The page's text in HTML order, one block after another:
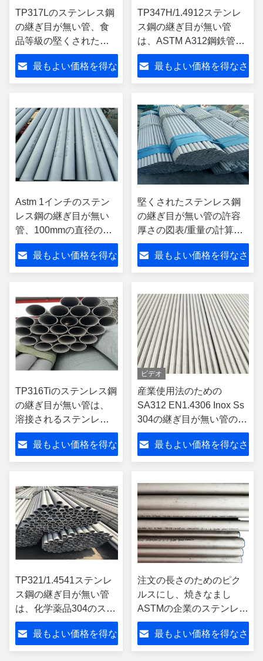
TP317Lのステンレス鋼
の継ぎ目が無い管、食
品等級の堅くされた鋼
鉄管ASTM
最もよい価格を得な
TP347H/1.4912ステンレ
ス鋼の継ぎ目が無い管
は、ASTM A312鋼鉄管を
堅くしました
最もよい価格を得なさ
Astm 1インチのステン
レス鋼の継ぎ目が無い
管、100mmの直径のス
テンレス鋼の金属の管
最もよい価格を得な
堅くされたステンレス鋼
の継ぎ目が無い管の許容
厚さの図表/重量の計算機
ASTM、AISI、DIN、EN、
GB、JIS最もよい価格を得なさ
TP316Tiのステンレス鋼
の継ぎ目が無い管は、
溶接されるステンレス
鋼等級304を配管します
最もよい価格を得な
ビデオ
産業使用法のための
SA312 EN1.4306 Inox Ss
304の継ぎ目が無い管の管
304L
最もよい価格を得なさ
TP321/1.4541ステンレ
ス鋼の継ぎ目が無い管
は、化学薬品304のステ
ンレス製の管冷間圧延
します最もよい価格を得な
注文の長さのためのピク
ルスにし、焼きなまし
ASTMの企業のステンレス
鋼の継ぎ目が無い管
最もよい価格を得なさ